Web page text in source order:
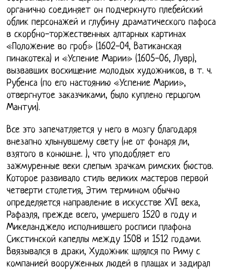
органично соединяет он подчеркнуто плебейский
облик персонажей и глубину драматического пафоса
в скорбно-торжественных алтарных картинах
«Положение во гроб» (1602-04, Ватиканская
пинакотека) и «Успение Марии» (1605-06, Лувр),
вызвавших восхищение молодых художников, в т. ч.
Рубенса (по его настоянию «Успение Марии»,
отвергнутое заказчиками, было куплено герцогом
Мантуи).
Все это запечатляется у него в мозгу благодаря
внезапно хлынувшему свету (не от фонаря ли,
взятого в конюшне. ), что уподобляет его
зажмуренные веки слепым зрачкам римских бюстов.
Которое развивало стиль великих мастеров первой
четверти столетия, Этим термином обычно
определяется направление в искусстве XVI века,
Рафаэля, прежде всего, умершего 1520 в году и
Микеланджело исполнившего росписи плафона
Сикстинской капеллы между 1508 и 1512 годами.
Ввязывался в драки, Художник шлялся по Риму с
компанией вооруженных людей в плащах и задирал